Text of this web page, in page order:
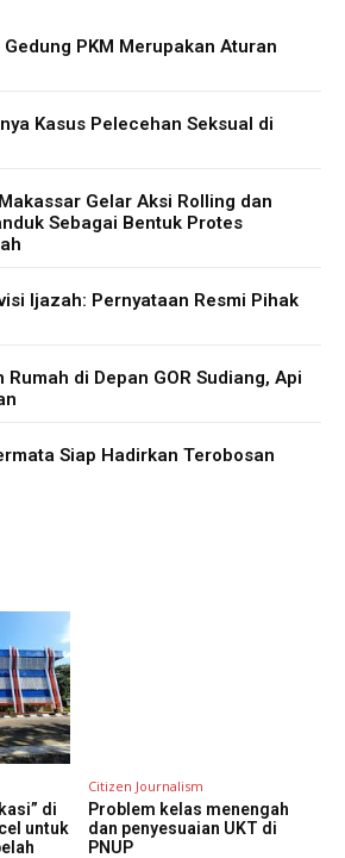
PKM Merupakan Aturan
Kasus Pelecehan Seksual di
Gelar Aksi Rolling dan
Sebagai Bentuk Protes
Ijazah: Pernyataan Resmi Pihak
di Depan GOR Sudiang, Api
Siap Hadirkan Terobosan
di
untuk
Citizen Journalism
Problem kelas menengah
dan penyesuaian UKT di
PNUP